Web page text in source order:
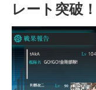
レート突破！